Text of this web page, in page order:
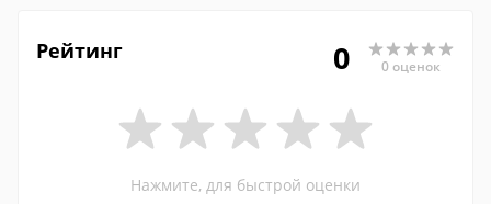
Рейтинг 0 0 оценок
Нажмите, для быстрой оценки